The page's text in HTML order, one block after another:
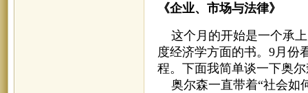
《企业、市场与法
这个月的开始是一个承
度经济学方面的书。9月份
程。下面我简单谈一下奥
奥尔森一直带着“社会如